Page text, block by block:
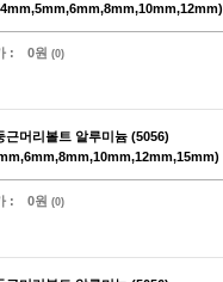
: 0원 (0)
근머리볼트 알루미늄 (5056)
: 0원 (0)